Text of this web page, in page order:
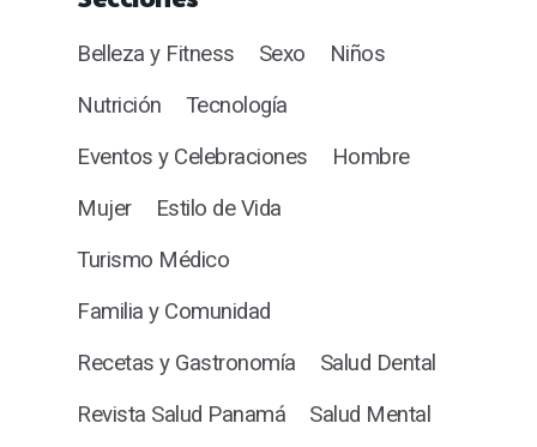
Belleza y Fitness Sexo
Niños
Nutrición
Tecnología
Eventos y Celebraciones
Hombre
Mujer
Estilo de Vida
Turismo Médico
Familia y Comunidad
Recetas y Gastronomía
Salud Dental
Revista Salud Panamá
Salud Mental